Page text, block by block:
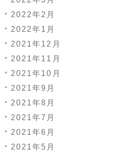
2022年2月
2022年1月
2021年12月
2021年11月
2021年10月
2021年9月
2021年8月
2021年7月
2021年6月
2021年5月